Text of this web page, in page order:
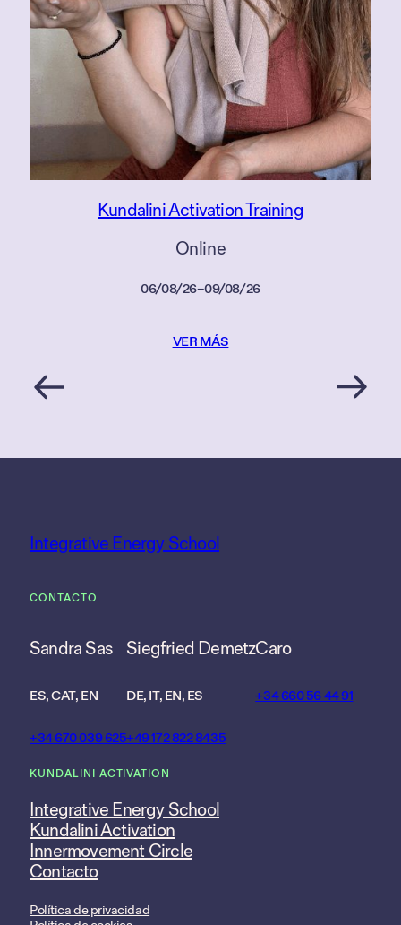
Kundalini Activation Training
Online
06/08/26–09/08/26
VER MÁS
Integrative Energy School
CONTACTO
Sandra Sas
ES, CAT, EN
+34 670 039 625
Siegfried Demetz
DE, IT, EN, ES
+49 172 822 8435
Caro
+34 660 56 44 91
KUNDALINI ACTIVATION
Integrative Energy School
Kundalini Activation
Innermovement Circle
Contacto
Política de privacidad